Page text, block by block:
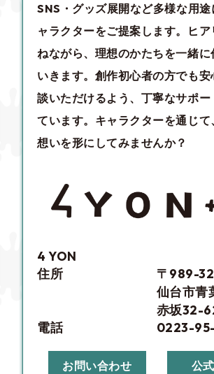
SNS・グッズ展開など多様な用途
ャラクターをご提案します。ヒ
ねながら、理想のかたちを一緒に
いきます。創作初心者の方でも安
談いただけるよう、丁寧なサポー
ています。キャラクターを通じて
想いを形にしてみませんか？
4 YON
住所
〒989-
仙台市青
赤坂32-
電話
0223-
お問い合わせ 公